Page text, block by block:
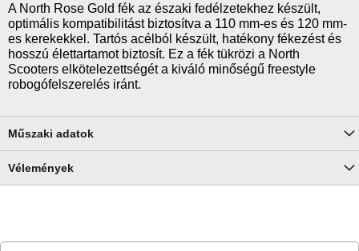
A North Rose Gold fék az északi fedélzetekhez készült,
optimális kompatibilitást biztosítva a 110 mm-es és 120 mm-
es kerekekkel. Tartós acélból készült, hatékony fékezést és
hosszú élettartamot biztosít. Ez a fék tükrözi a North
Scooters elkötelezettségét a kiváló minőségű freestyle
robogófelszerelés iránt.
Műszaki adatok
Vélemények